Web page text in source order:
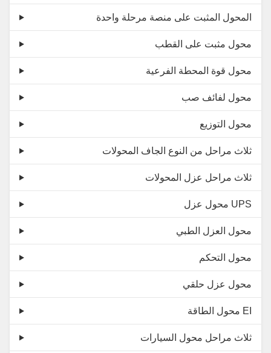
المحول المثبت على منصة مرحلة واحدة
محول مثبت على القطب
محول قوة المحطة الفرعية
محول لفائف صب
محول التوزيع
ثلاث مراحل من النوع الجاف المحولات
ثلاث مراحل عزل المحولات
محول عزل UPS
محول العزل الطبي
محول التحكم
محول عزل حلقي
محول الطاقة EI
ثلاث مراحل محول السيارات